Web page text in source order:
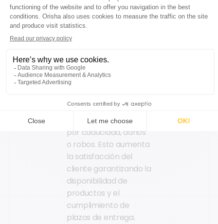
La disminución de
errores de inventario
es otro beneficio
mejora la precisión de
datos, eliminando
incoherencias entre
rigurosa del inventario
minimiza las pérdidas
por caducidad, daños
o robos. Esto aumenta
la satisfacción del
cliente garantizando la
disponibilidad de
productos y el
cumplimiento de
plazos de entrega.